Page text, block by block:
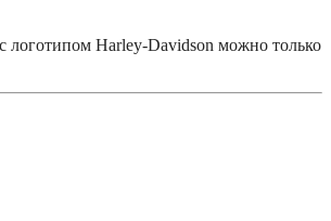
логотипом Harley-Davidson можно только